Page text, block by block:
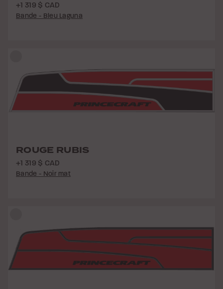
+1 319 $ CAD
Bande - Bleu Laguna
ROUGE RUBIS
+1 319 $ CAD
Bande - Noir mat